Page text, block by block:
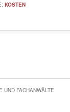
KOSTEN
UND FACHANWÄLTE